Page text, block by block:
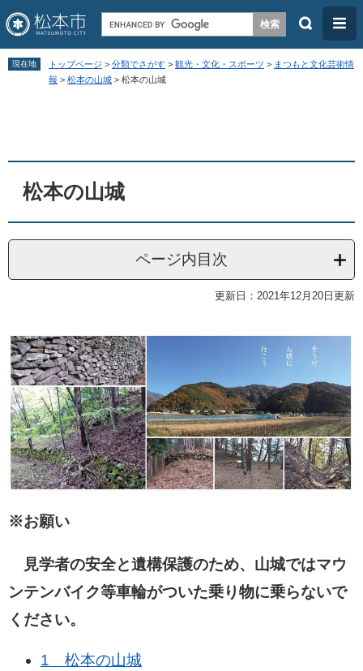
ペ
す
。
メ
し
て
検
メ
ニ
ュ
現在地 トップページ > 分類でさがす > 観光・文化・スポーツ > まつもと文化芸術情
報 > 松本の山城 > 松本の山城
松本の山城
ページ内目次
更新日：2021年12月20日更新
※お願い
見学者の安全と遺構保護のため、山城ではマウ
ンテンバイク等車輪がついた乗り物に乗らないで
ください。
1 松本の山城